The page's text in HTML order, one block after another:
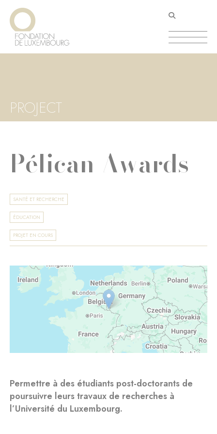
Aller
contenu
principal
PROJECT
Pélican Awards
SANTÉ ET RECHERCHE
ÉDUCATION
PROJET EN COURS
Permettre à des étudiants post-doctorants de
poursuivre leurs travaux de recherches à
l’Université du Luxembourg.
Panneau de gestion des cookies